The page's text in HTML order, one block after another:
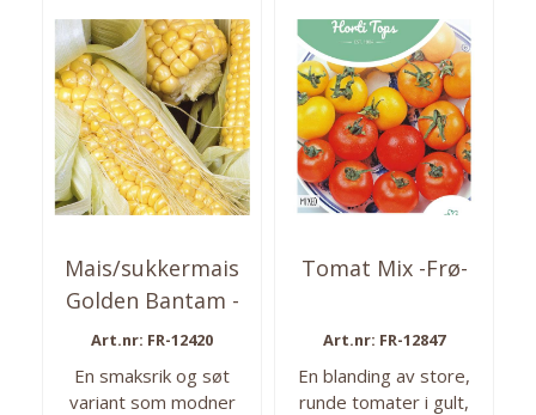
Antall frø: ca. 1200
Mais/sukkermais
Golden Bantam -
Frø-
Art.nr: FR-12420
En smaksrik og søt
variant som modner
Tomat Mix -Frø-
Art.nr: FR-12847
En blanding av store,
runde tomater i gult,